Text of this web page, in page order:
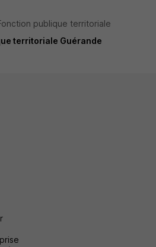
publique territoriale
territoriale Guérande